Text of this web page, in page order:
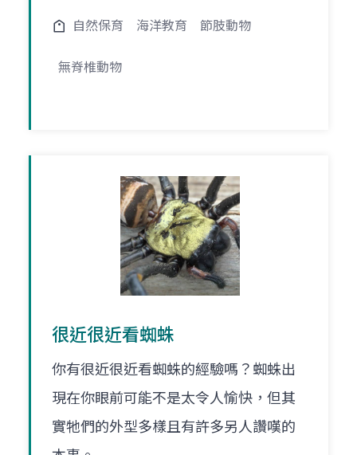
自然保育 海洋教育 節肢動物
無脊椎動物
很近很近看蜘蛛
你有很近很近看蜘蛛的經驗嗎？蜘蛛出
現在你眼前可能不是太令人愉快，但其
實牠們的外型多樣且有許多另人讚嘆的